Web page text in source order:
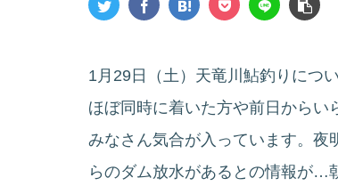
1月29日（土）天竜川鮎釣りにつ
ほぼ同時に着いた方や前日からい
みなさん気合が入っています。夜
らのダム放水があるとの情報が…